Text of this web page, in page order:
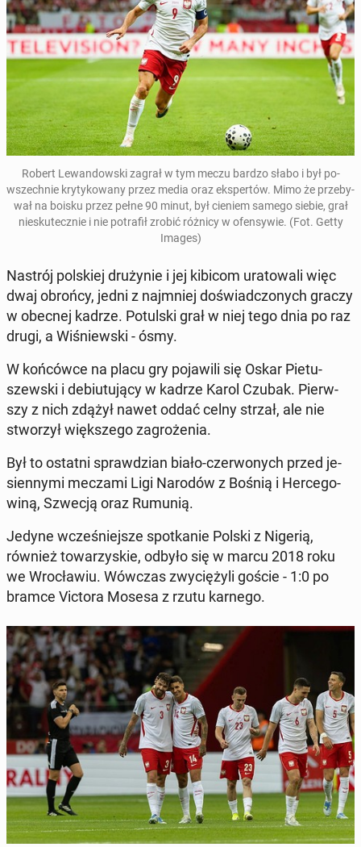
Robert Le­wan­dow­ski zagrał w tym meczu bardzo słabo i był po­
wszech­nie kry­ty­ko­wa­ny przez media oraz eks­per­tów. Mimo że prze­by­
wał na boisku przez pełne 90 minut, był cieniem samego siebie, grał
nie­sku­tecz­nie i nie po­tra­fił zrobić różnicy w ofen­sy­wie. (Fot. Getty
Images)
Nastrój pol­skiej dru­ży­nie i jej kibicom ura­to­wa­li więc
dwaj obrońcy, jedni z naj­mniej do­świad­czo­nych graczy
w obecnej kadrze. Po­tul­ski grał w niej tego dnia po raz
drugi, a Wi­śniew­ski - ósmy.
W koń­ców­ce na placu gry po­ja­wi­li się Oskar Pie­tu­
szew­ski i de­biu­tu­ją­cy w kadrze Karol Czubak. Pierw­
szy z nich zdążył nawet oddać celny strzał, ale nie
stwo­rzył więk­sze­go za­gro­że­nia.
Był to ostatni spraw­dzian biało-czer­wo­nych przed je­
sien­ny­mi meczami Ligi Narodów z Bośnią i Her­ce­go­
wi­ną, Szwecją oraz Rumunią.
Jedyne wcze­śniej­sze spo­tka­nie Polski z Nigerią,
również to­wa­rzy­skie, odbyło się w marcu 2018 roku
we Wro­cła­wiu. Wówczas zwy­cię­ży­li goście - 1:0 po
bramce Victora Mosesa z rzutu karnego.